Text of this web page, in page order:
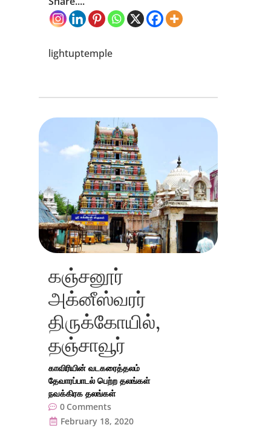
lightuptemple
கஞ்சனூர்
அக்னீஸ்வரர்
திருக்கோயில்,
தஞ்சாவூர்
காவிரியின் வடகரைத்தலம்
தேவாரப்பாடல் பெற்ற தலங்கள்
நவக்கிரக தலங்கள்
0 Comments
February 18, 2020